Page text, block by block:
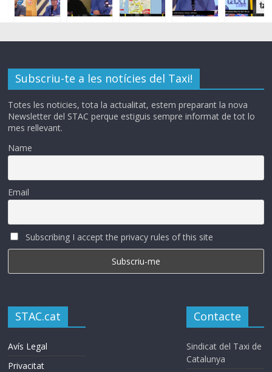
Subscriu-te a les notícies del Taxi!
Totes les noticies, tota la actualitat, estem preparant la nova
Newsletter del STAC perque estiguis sempre informat de tot lo
mes rellevant.
Name
Email
Subscribing I accept the privacy rules of this site
STAC.cat
Avís Legal
Privacitat
Contacte
Sindicat del Taxi de
Catalunya